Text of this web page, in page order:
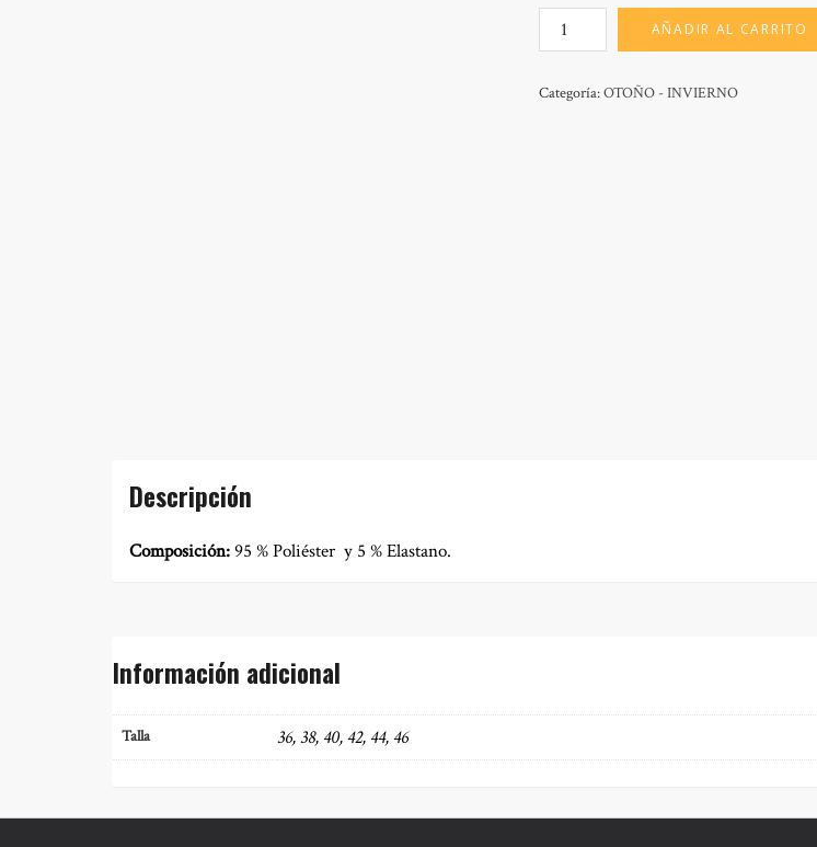
SOL
cantidad
AÑADIR AL CARRITO
Categoría:OTOÑO - INVIERNO
Descripción
Composición:95 % Poliéster y 5 % Elastano.
Información adicional
Talla 36, 38, 40, 42, 44, 46